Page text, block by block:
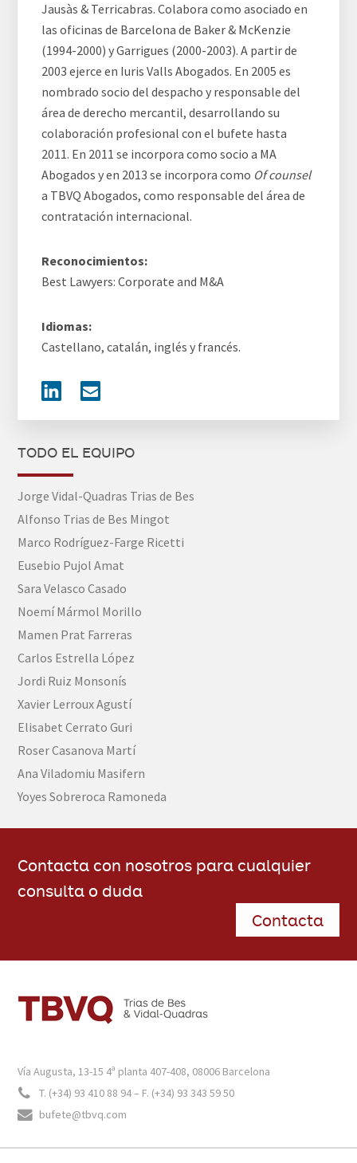
Jausàs & Terricabras. Colabora como asociado en
las oficinas de Barcelona de Baker & McKenzie
(1994-2000) y Garrigues (2000-2003). A partir de
2003 ejerce en Iuris Valls Abogados. En 2005 es
nombrado socio del despacho y responsable del
área de derecho mercantil, desarrollando su
colaboración profesional con el bufete hasta
2011. En 2011 se incorpora como socio a MA
Abogados y en 2013 se incorpora como Of counsel
a TBVQ Abogados, como responsable del área de
contratación internacional.
Reconocimientos:
Best Lawyers: Corporate and M&A
Idiomas:
Castellano, catalán, inglés y francés.
TODO EL EQUIPO
Jorge Vidal-Quadras Trias de Bes
Alfonso Trias de Bes Mingot
Marco Rodríguez-Farge Ricetti
Eusebio Pujol Amat
Sara Velasco Casado
Noemí Mármol Morillo
Mamen Prat Farreras
Carlos Estrella López
Jordi Ruiz Monsonís
Xavier Lerroux Agustí
Elisabet Cerrato Guri
Roser Casanova Martí
Ana Viladomiu Masifern
Yoyes Sobreroca Ramoneda
Contacta con nosotros para cualquier
consulta o duda
Contacta
FOOTER
Vía Augusta, 13-15 4ª planta 407-408, 08006 Barcelona
T. (+34) 93 410 88 94 – F. (+34) 93 343 59 50
bufete@tbvq.com